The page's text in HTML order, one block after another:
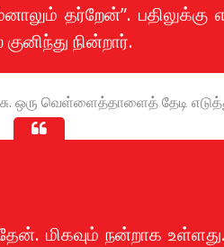
தர்றேன்”.
நின்றார்.
ஒரு வெள்ளைத்தாளைத் தேடி
மிகவும் நன்றாக